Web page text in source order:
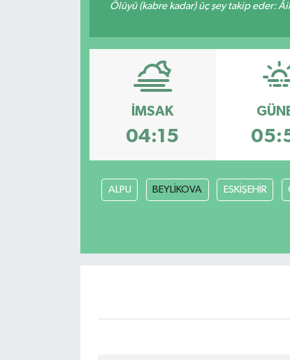
Ölüyü (kabre kadar) üç şey takip eder:
İMSAK
04:15
ALPU BEYLİKOVA ESKİŞEHİR
GÜNDEM
ÖZEL HABER